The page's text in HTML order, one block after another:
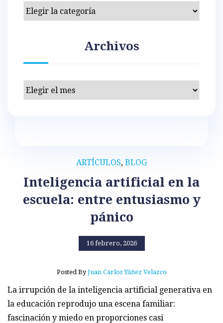
ARTÍCULOS, BLOG
Inteligencia artificial en la
escuela: entre entusiasmo y
pánico
16 febrero, 2026
Posted ByJuan Carlos Yáñez Velazco
La irrupción de la inteligencia artificial generativa en
la educación reprodujo una escena familiar:
fascinación y miedo en proporciones casi
Categorías
Archivos
Archivos